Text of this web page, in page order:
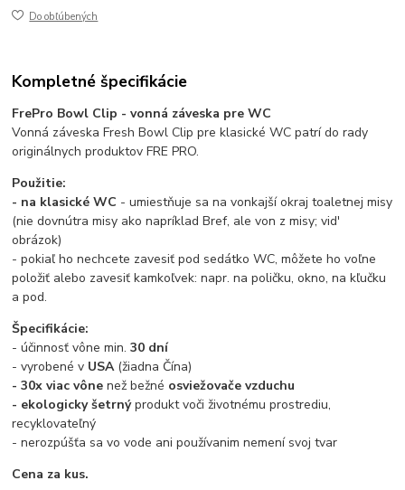
Do obľúbených
Kompletné špecifikácie
FrePro Bowl Clip - vonná záveska pre WC
Vonná záveska Fresh Bowl Clip pre klasické WC patrí do rady
originálnych produktov FRE PRO.
Použitie:
- na klasické WC - umiestňuje sa na vonkajší okraj toaletnej misy
(nie dovnútra misy ako napríklad Bref, ale von z misy; vid'
obrázok)
- pokiaľ ho nechcete zavesiť pod sedátko WC, môžete ho voľne
položiť alebo zavesiť kamkoľvek: napr. na poličku, okno, na kľučku
a pod.
Špecifikácie:
- účinnosť vône min.30 dní
- vyrobené v USA(žiadna Čína)
- 30x viac vônenež bežné osviežovače vzduchu
- ekologicky šetrnýprodukt voči životnému prostrediu,
recyklovateľný
- nerozpúšťa sa vo vode ani používanim nemení svoj tvar
Cena za kus.